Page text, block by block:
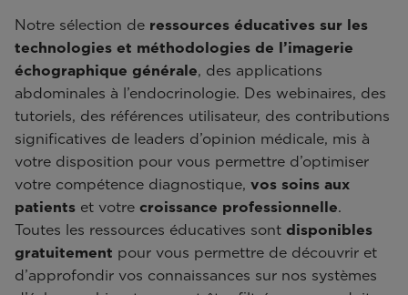
Notre sélection de ressources éducatives sur les
technologies et méthodologies de l’imagerie
échographique générale, des applications
abdominales à l’endocrinologie. Des webinaires, des
tutoriels, des références utilisateur, des contributions
significatives de leaders d’opinion médicale, mis à
votre disposition pour vous permettre d’optimiser
votre compétence diagnostique, vos soins aux
patients et votre croissance professionnelle.
Toutes les ressources éducatives sont disponibles
gratuitement pour vous permettre de découvrir et
d’approfondir vos connaissances sur nos systèmes